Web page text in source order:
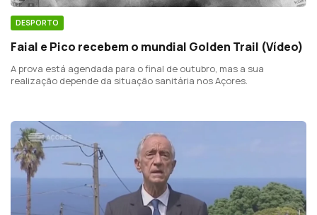
DESPORTO
Faial e Pico recebem o mundial Golden Trail (Vídeo)
A prova está agendada para o final de outubro, mas a sua
realização depende da situação sanitária nos Açores.